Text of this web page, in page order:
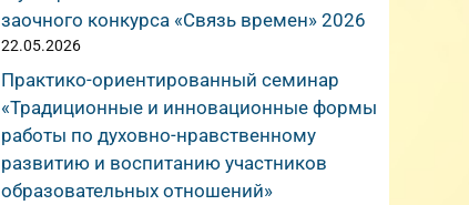
заочного конкурса «Связь времен» 2026
22.05.2026
Практико-ориентированный семинар
«Традиционные и инновационные формы
работы по духовно-нравственному
развитию и воспитанию участников
образовательных отношений»